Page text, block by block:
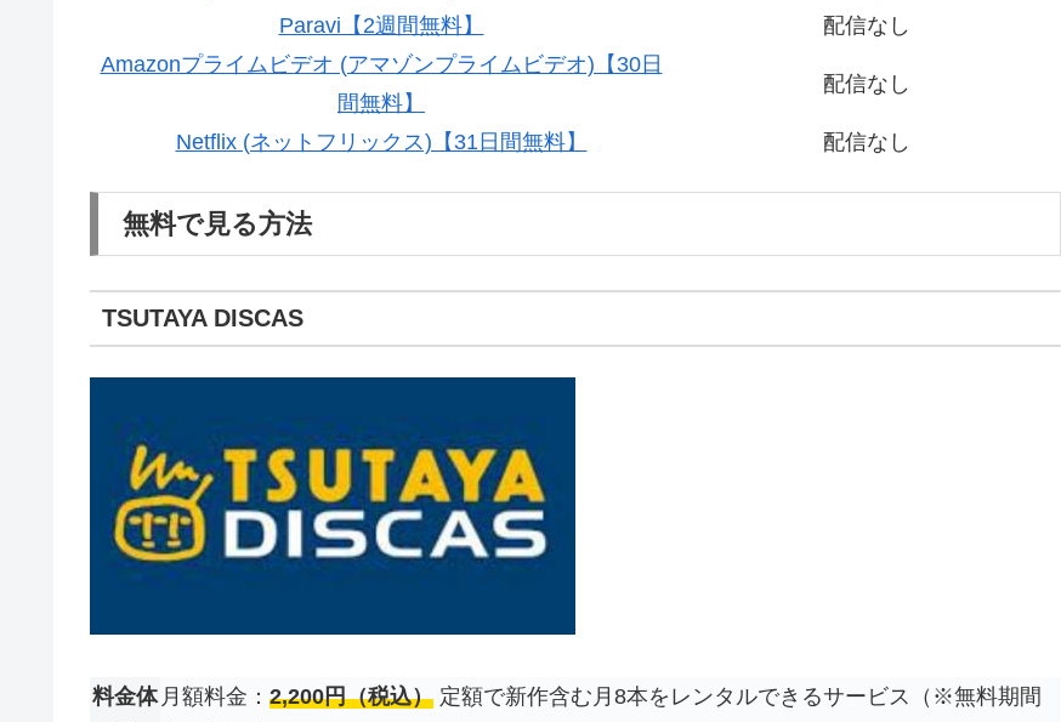
Paravi【2週間無料】
配信なし
Amazonプライムビデオ (アマゾンプライムビデオ)【30日
間無料】
配信なし
Netflix (ネットフリックス)【31日間無料】 配信なし
無料で見る方法
TSUTAYA DISCAS
料金体 月額料金： 2,200円（税込） 定額で新作含む月8本をレンタルできるサービス（※無料期間